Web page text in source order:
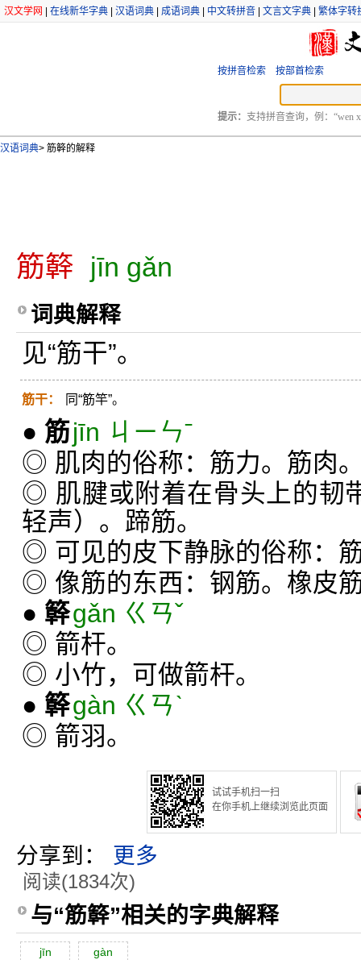
汉文学网 在线新华字典 汉语词典 成语词典 中文转拼音 文言文字典 繁体字转
按拼音检索 按部首检索
提示： 支持拼音查询，例：“wen
汉语词典> 筋簳的解释
筋簳 jīn gǎn
词典解释
见“筋干”。
筋干： 同“筋竿”。
● 筋jīn ㄐㄧㄣˉ
◎ 肌肉的俗称：筋力。筋肉
◎ 肌腱或附着在骨头上的韧
轻声）。蹄筋。
◎ 可见的皮下静脉的俗称：
◎ 像筋的东西：钢筋。橡皮
● 簳gǎn ㄍㄢˇ
◎ 箭杆。
◎ 小竹，可做箭杆。
● 簳gàn ㄍㄢˋ
◎ 箭羽。
试试手机扫一扫
在你手机上继续浏览此页面
分享到： 更多
阅读(1834次)
与“筋簳”相关的字典解释
jīn gàn